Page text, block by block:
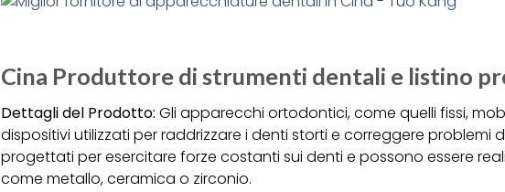
Cina Produttore di strumenti dentali e listino
Dettagli del Prodotto: Gli apparecchi ortodontici, come quelli fissi,
dispositivi utilizzati per raddrizzare i denti storti e correggere problemi
progettati per esercitare forze costanti sui denti e possono essere
come metallo, ceramica o zirconio.